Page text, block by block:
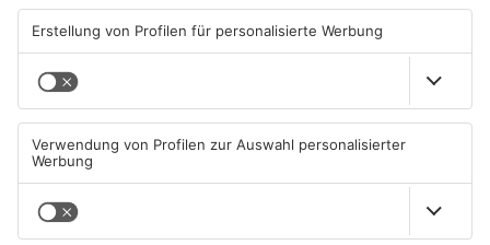
Müll wird in Kreisen
Aschaffenburg und
Miltenberg früher abgeholt
TOPNEWS
Primaveraland weisen teils
erhebliche Mängel auf